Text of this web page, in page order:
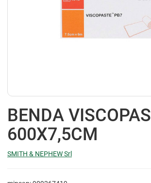
BENDA
600X7,5CM
SMITH & NEPHEW Srl